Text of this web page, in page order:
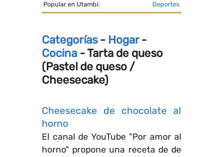
Popular en Utambi: Deportes
Categorías- Hogar-
Cocina - Tarta de queso
(Pastel de queso /
Cheesecake)
Cheesecake de chocolate al
horno
El canal de YouTube "Por amor al
horno" propone una receta de de